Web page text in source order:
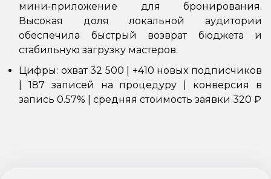
мини‑приложение для бронирования.
Высокая доля локальной аудитории
обеспечила быстрый возврат бюджета и
стабильную загрузку мастеров.
Цифры: охват 32 500 | +410 новых подписчиков
| 187 записей на процедуру | конверсия в
запись 0.57% | средняя стоимость заявки 320 ₽